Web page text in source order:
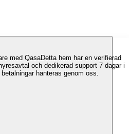
med QasaDetta hem har en verifierad
och dedikerad support 7 dagar i
hanteras genom oss.